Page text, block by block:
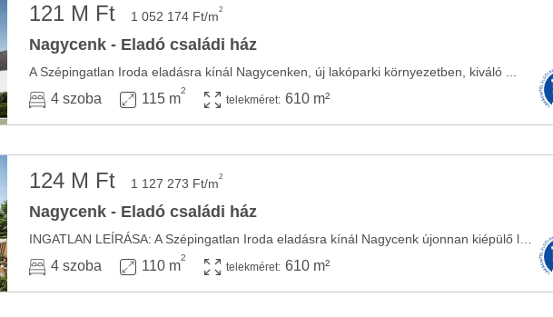
121 M Ft 1 052 174 Ft/m2
Nagycenk - Eladó családi ház
A Szépingatlan Iroda eladásra kínál Nagycenken, új lakóparki környezetben, kiváló ...
4 szoba 115 m
2
telekméret: 610 m²
124 M Ft 1 127 273 Ft/m2
Nagycenk - Eladó családi ház
4 szoba 110 m
2
telekméret: 610 m²